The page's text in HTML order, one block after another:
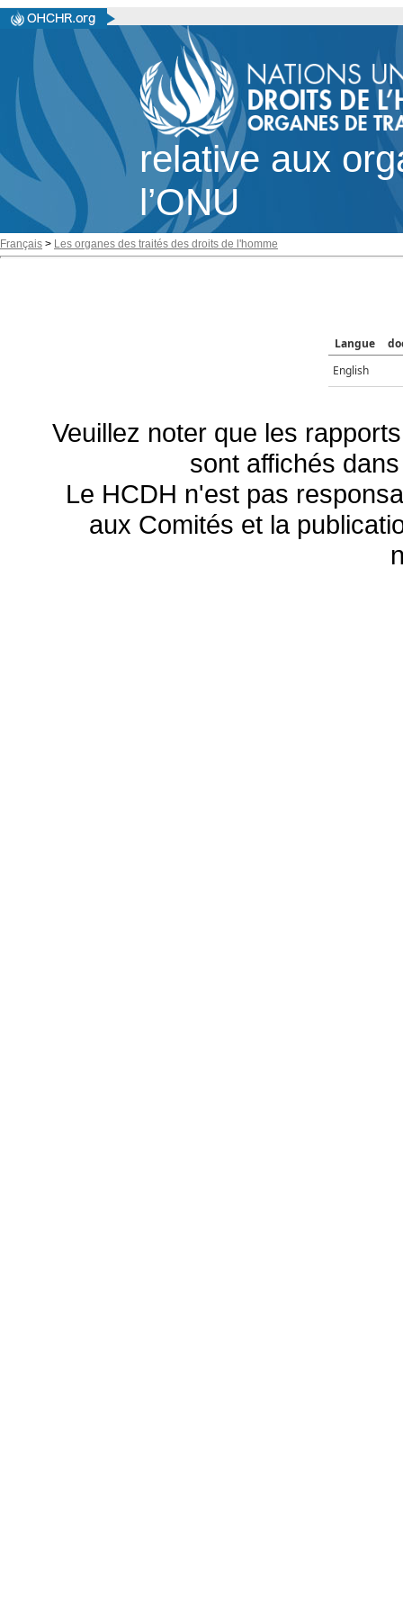
relative aux
l’ONU
Français > Les organes des traités des droits de l'homme
Langue
English
Veuillez noter que les
sont affichés
Le HCDH n'est pas
aux Comités et la